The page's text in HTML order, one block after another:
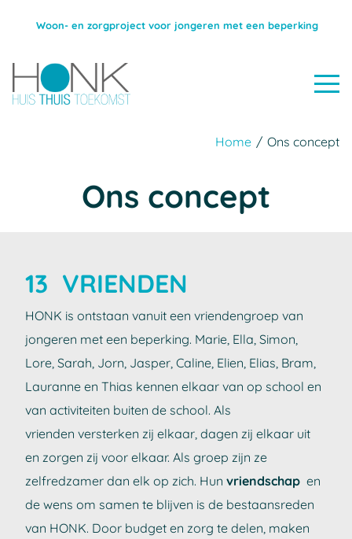
Woon- en zorgproject voor jongeren met een beperking
Home / Ons concept
Ons concept
13 VRIENDEN
HONK is ontstaan ​​vanuit een vriendengroep van
jongeren met een beperking. Marie, Ella, Simon,
Lore, Sarah, Jorn, Jasper, Caline, Elien, Elias, Bram,
Lauranne en Thias kennen elkaar van op school en
van activiteiten buiten de school. Als
vrienden versterken zij elkaar, dagen zij elkaar uit
en zorgen zij voor elkaar. Als groep zijn ze
zelfredzamer dan elk op zich. Hun vriendschap en
de wens om samen te blijven is de bestaansreden
van HONK. Door budget en zorg te delen, maken